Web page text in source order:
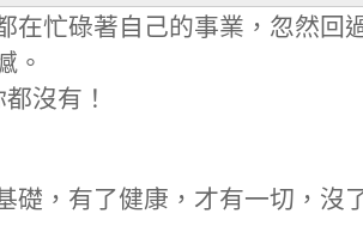
在忙碌著自己的事業，忽然回
。
沒有！
礎，有了健康，才有一切，沒